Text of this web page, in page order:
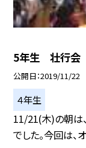
5年生 壮行会
公開日 2019/11/22
４年生
11/21(木)の朝は
でした。今回は、